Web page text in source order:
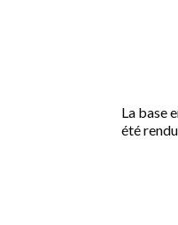
La base
été